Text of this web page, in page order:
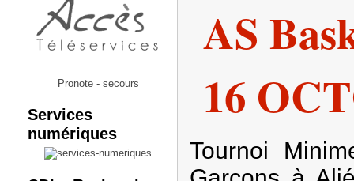
Pronote - secours
Services
numériques
AS
16
Tournoi